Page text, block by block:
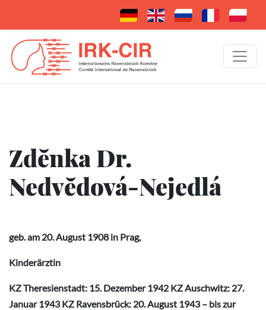
Zdĕnka Dr.
Nedvĕdová-Nejedlá
geb. am 20. August 1908 in Prag,
Kinderärztin
KZ Theresienstadt: 15. Dezember 1942 KZ Auschwitz: 27.
Januar 1943 KZ Ravensbrück: 20. August 1943 – bis zur